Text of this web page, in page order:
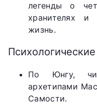
легенды о
хранителях и
жизнь.
По Юнгу,
архетипами
Самости.